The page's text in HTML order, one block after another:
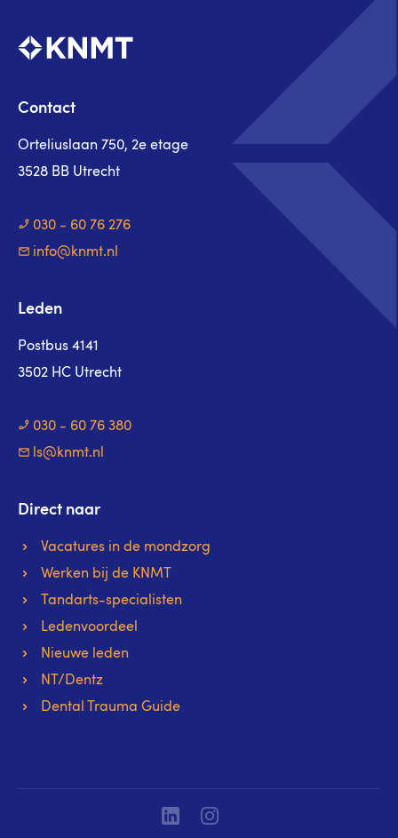
Contact
Orteliuslaan 750, 2e etage
3528 BB Utrecht
030 - 60 76 276
info@knmt.nl
Leden
Postbus 4141
3502 HC Utrecht
030 - 60 76 380
ls@knmt.nl
Direct naar
Vacatures in de mondzorg
Werken bij de KNMT
Tandarts-specialisten
Ledenvoordeel
Nieuwe leden
NT/Dentz
Dental Trauma Guide
Linkedin